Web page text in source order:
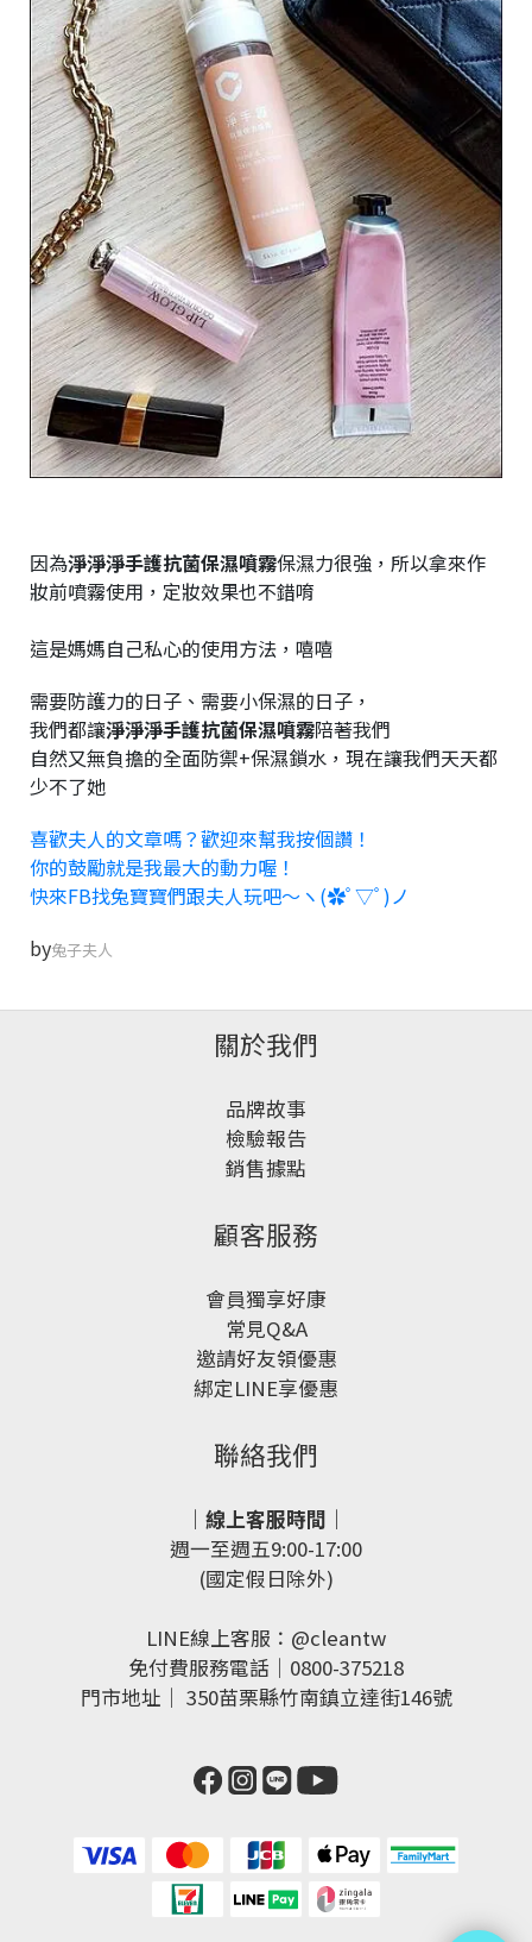
因為淨淨淨手護抗菌保濕噴霧保濕力很強，所以拿來作
妝前噴霧使用，定妝效果也不錯唷
這是媽媽自己私心的使用方法，嘻嘻
需要防護力的日子、需要小保濕的日子，
我們都讓淨淨淨手護抗菌保濕噴霧陪著我們
自然又無負擔的全面防禦+保濕鎖水，現在讓我們天天都
少不了她
喜歡夫人的文章嗎？歡迎來幫我按個讚！
你的鼓勵就是我最大的動力喔！
快來FB找兔寶寶們跟夫人玩吧～ヽ(✿ﾟ▽ﾟ)ノ
by兔子夫人
關於我們
品牌故事
檢驗報告
銷售據點
顧客服務
會員獨享好康
常見Q&A
邀請好友領優惠
綁定LINE享優惠
聯絡我們
｜線上客服時間｜
週一至週五9:00-17:00
(國定假日除外)
LINE線上客服： @cleantw
免付費服務電話｜0800-375218
門市地址｜ 350苗栗縣竹南鎮立達街146號